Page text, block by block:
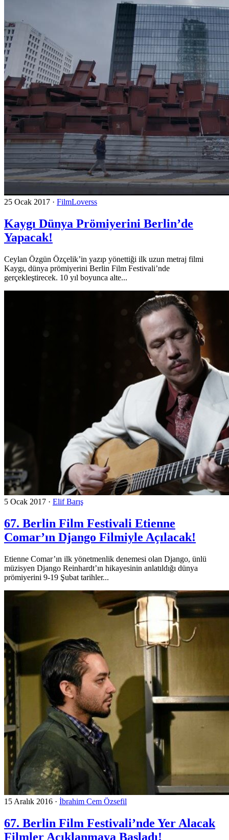
25 Ocak 2017 · FilmLoverss
Kaygı Dünya Prömiyerini Berlin’de
Yapacak!
Ceylan Özgün Özçelik’in yazıp yönettiği ilk uzun metraj filmi
Kaygı, dünya prömiyerini Berlin Film Festivali’nde
gerçekleştirecek. 10 yıl boyunca alte...
5 Ocak 2017 · Elif Barış
67. Berlin Film Festivali Etienne
Comar’ın Django Filmiyle Açılacak!
Etienne Comar’ın ilk yönetmenlik denemesi olan Django, ünlü
müzisyen Django Reinhardt’ın hikayesinin anlatıldığı dünya
prömiyerini 9-19 Şubat tarihler...
15 Aralık 2016 · İbrahim Cem Özsefil
67. Berlin Film Festivali’nde Yer Alacak
Filmler Açıklanmaya Başladı!